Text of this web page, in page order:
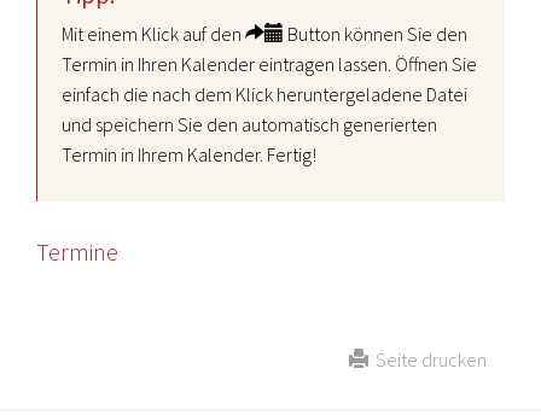
Mit einem Klick auf den
Button können Sie den
Termin in Ihren Kalender eintragen lassen. Öffnen Sie
einfach die nach dem Klick heruntergeladene Datei
und speichern Sie den automatisch generierten
Termin in Ihrem Kalender. Fertig!
Termine
Seite drucken